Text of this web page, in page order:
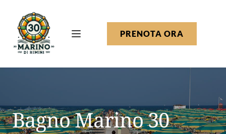
PRENOTA ORA
Bagno Marino 30